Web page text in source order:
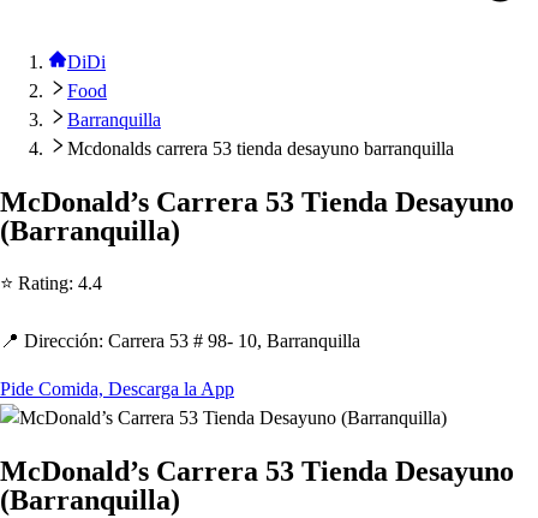
DiDi
Food
Barranquilla
Mcdonalds carrera 53 tienda desayuno barranquilla
McDonald’s Carrera 53 Tienda Desayuno
(Barranquilla)
⭐ Rating: 4.4
📍 Dirección: Carrera 53 # 98- 10, Barranquilla
Pide Comida, Descarga la App
McDonald’s Carrera 53 Tienda Desayuno
(Barranquilla)